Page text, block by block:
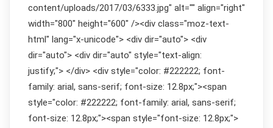
content/uploads/2017/03/6333.jpg" alt="" align="right"
width="800" height="600" /><div class="moz-text-
html" lang="x-unicode"> <div dir="auto"> <div
dir="auto"> <div dir="auto" style="text-align:
justify;"> </div> <div style="color: #222222; font-
family: arial, sans-serif; font-size: 12.8px;"><span
style="color: #222222; font-family: arial, sans-serif;
font-size: 12.8px;"><span style="font-size: 12.8px;">